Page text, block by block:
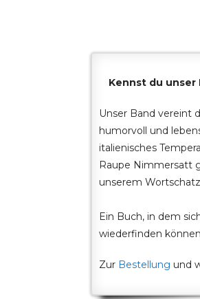
Kennst du unser
Unser Band vereint
humorvoll und
italienisches
Raupe Nimmersatt
unserem
Ein Buch, in dem
wiederfinden
Zur Bestellung und